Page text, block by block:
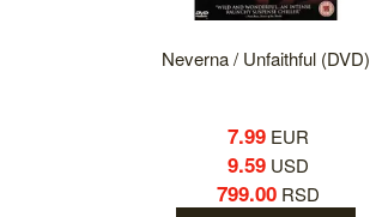
Neverna / Unfaithful (DVD)
7.99 EUR
9.59 USD
799.00 RSD